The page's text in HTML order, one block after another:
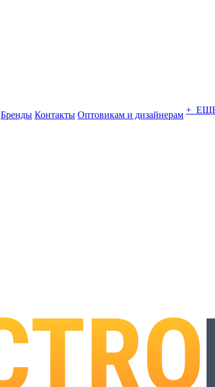
Бренды Контакты Оптовикам и дизайнерам +